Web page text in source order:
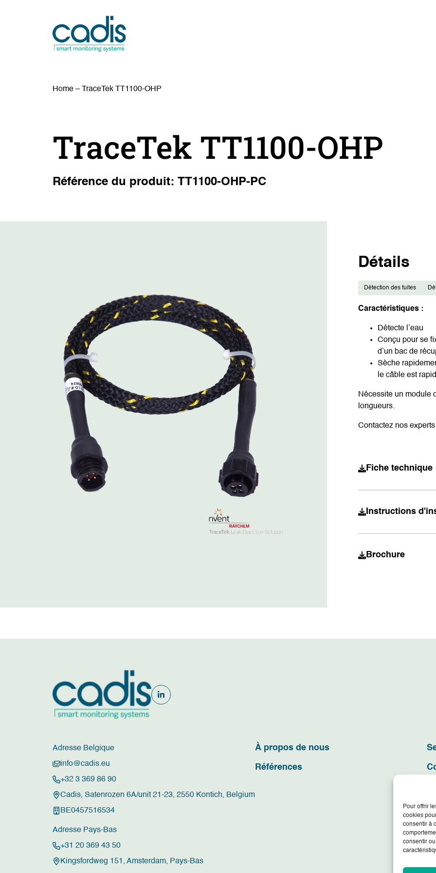
Pour offrir
cookies
consentir à
consentir
Home – TraceTek TT1100-OHP
TraceTek TT1100-OHP
Référence du produit: TT1100-OHP-PC
Détails
Détection des fuites
Caractéristiques :
Détecte l’eau
Conçu pour se
d’un bac de
Sèche
le câble est
Nécessite un module
longueurs.
Contactez nos
Fiche technique
Instructions
Brochure
Adresse Belgique
info@cadis.eu
+32 3 369 86 90
Cadis, Satenrozen 6A/unit 21-23, 2550 Kontich, Belgium
BE0457516534
Adresse Pays-Bas
+31 20 369 43 50
Kingsfordweg 151, Amsterdam, Pays-Bas
À propos de nous
Références